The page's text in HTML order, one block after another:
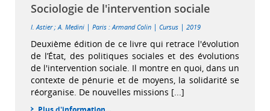
Sociologie de l'intervention sociale
I. Astier; A. Medini | Paris : Armand Colin | Cursus | 2019
Deuxième édition de ce livre qui retrace l'évolution
de l’État, des politiques sociales et des évolutions
de l'intervention sociale. Il montre en quoi, dans un
contexte de pénurie et de moyens, la solidarité se
réorganise. De nouvelles missions [...]